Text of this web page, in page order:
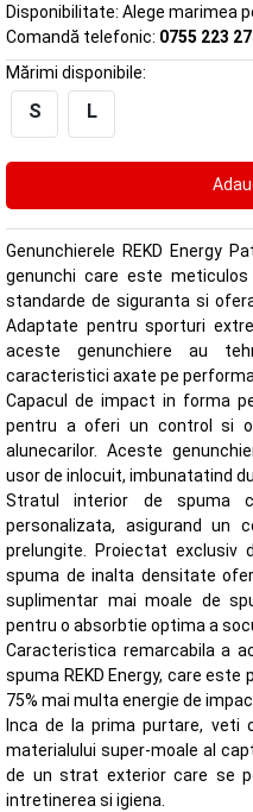
Disponibilitate: Alege marimea
Comandă telefonic: 0755 223
Mărimi disponibile:
S L
Genunchierele REKD Energy
genunchi care este
standarde de siguranta si
Adaptate pentru sporturi
aceste genunchiere au
caracteristici axate pe
Capacul de impact in forma
pentru a oferi un control si
alunecarilor. Aceste
usor de inlocuit, imbunatatind
Stratul interior de spuma
personalizata, asigurand un
prelungite. Proiectat exclusiv
spuma de inalta densitate
suplimentar mai moale de
pentru o absorbtie optima a
Caracteristica remarcabila a
spuma REKD Energy, care
75% mai multa energie de
Inca de la prima purtare, veti
materialului super-moale al
de un strat exterior care se
intretinerea si igiena.